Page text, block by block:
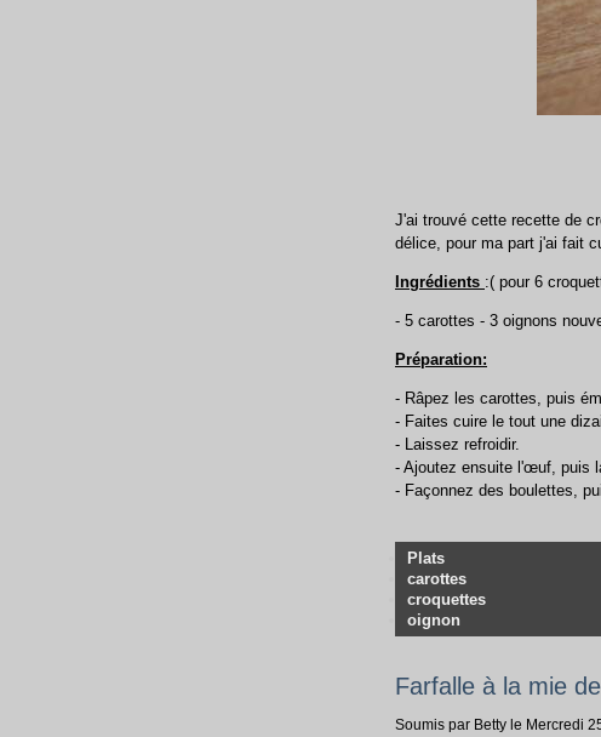
J'ai trouvé cette recette de
délice, pour ma part j'ai fait
Ingrédients :( pour 6
- 5 carottes - 3 oignons
Préparation:
- Râpez les carottes, puis
- Faites cuire le tout une
- Laissez refroidir.
- Ajoutez ensuite l'œuf, puis
- Façonnez des boulettes,
Plats
carottes
croquettes
oignon
Farfalle à la mie
Soumis par Betty le Mercredi